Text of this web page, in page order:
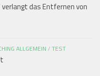
verlangt das Entfernen von
ALLGEMEIN /TEST